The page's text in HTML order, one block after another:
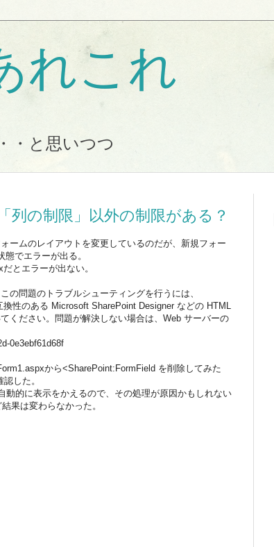
れこれ
・と思いつつ
列の制限」以外の制限がある？
ームのレイアウトを変更しているのだが、新規フォー
でエラーが出る。
とエラーが出ない。
の問題のトラブルシューティングを行うには、
性のある Microsoft SharePoint Designer などの HTML
ください。問題が解決しない場合は、Web サーバーの
0e3ebf61d68f
から<SharePoint:FormField を削除してみた
した。
動的に表示をかえるので、その処理が原因かもしれない
果は変わらなかった。